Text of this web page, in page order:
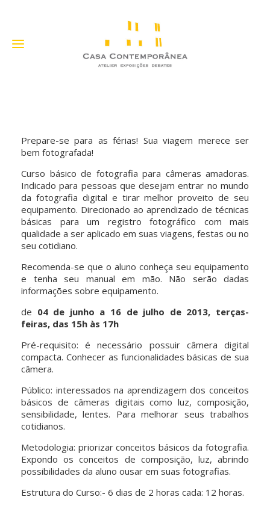
Prepare-se para as férias! Sua viagem merece ser
bem fotografada!
Curso básico de fotografia para câmeras amadoras.
Indicado para pessoas que desejam entrar no mundo
da fotografia digital e tirar melhor proveito de seu
equipamento. Direcionado ao aprendizado de técnicas
básicas para um registro fotográfico com mais
qualidade a ser aplicado em suas viagens, festas ou no
seu cotidiano.
Recomenda-se que o aluno conheça seu equipamento
e tenha seu manual em mão. Não serão dadas
informações sobre equipamento.
de 04 de junho a 16 de julho de 2013, terças-
feiras, das 15h às 17h
Pré-requisito: é necessário possuir câmera digital
compacta. Conhecer as funcionalidades básicas de sua
câmera.
Público: interessados na aprendizagem dos conceitos
básicos de câmeras digitais como luz, composição,
sensibilidade, lentes. Para melhorar seus trabalhos
cotidianos.
Metodologia: priorizar conceitos básicos da fotografia.
Expondo os conceitos de composição, luz, abrindo
possibilidades da aluno ousar em suas fotografias.
Estrutura do Curso:- 6 dias de 2 horas cada: 12 horas.